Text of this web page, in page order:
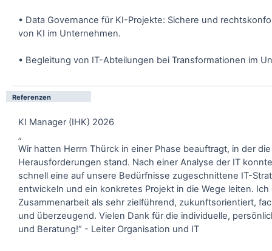
• Data Governance für KI-Projekte: Sichere und
von KI im Unternehmen.
• Begleitung von IT-Abteilungen bei Transformationen im
Referenzen
KI Manager (IHK) 2026
„
Wir hatten Herrn Thürck in einer Phase beauftragt, in der
Herausforderungen stand. Nach einer Analyse der IT
schnell eine auf unsere Bedürfnisse zugeschnittene IT-
entwickeln und ein konkretes Projekt in die Wege leiten.
Zusammenarbeit als sehr zielführend, zukunftsorientiert,
und überzeugend. Vielen Dank für die individuelle,
und Beratung!“ - Leiter Organisation und IT